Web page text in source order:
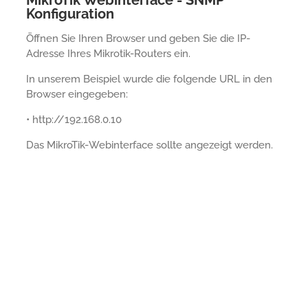
Konfiguration
Öffnen Sie Ihren Browser und geben Sie die IP-
Adresse Ihres Mikrotik-Routers ein.
In unserem Beispiel wurde die folgende URL in den
Browser eingegeben:
• http://192.168.0.10
Das MikroTik-Webinterface sollte angezeigt werden.